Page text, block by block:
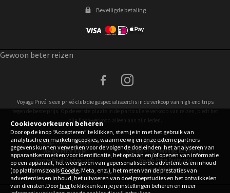
Cookievoorkeuren beheren
Door op de knop “Accepteren” te klikken, stem je in met het gebruik van
analytische en marketingcookies, waarmee wij en onze externe partners
gegevens kunnen verwerken voor de volgende doeleinden: het analyseren van
apparaatkenmerken voor identificatie, het opslaan en/of openen van informatie
op een apparaat, het weergeven van gepersonaliseerde advertenties en inhoud
(op platforms zoalsGoogle, Meta, enz.), het meten van de prestaties van
advertenties en inhoud, het uitvoeren van doelgroepstudies en het ontwikkelen
van diensten.Door hierte klikken kun je je instellingen beheren en meer
Beveiligde betaling
Gewoon beter reizen
Voyage Privé is een privé-club die gespecialiseerd is in de verkoop van high-end trips
tegen de beste prijs. Op de eerste plaats in de particuliere verkoop van reizen, biedt het
zijn flash-verkoop alleen aan zijn leden.
Voyage Privé Frankrijk
Voyage Privé Spanje
Voyage Privé Italië
Voyage Privé Verenigd Koninkrijk
Voyage Privé Zwitserland
Voyage Privé Duitsland
Voyage Privé België
Voyage Privé Austria